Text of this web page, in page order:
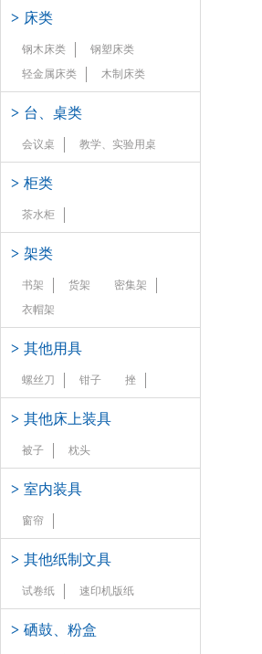
> 床类
钢木床类
钢塑床类
轻金属床类
木制床类
> 台、桌类
会议桌 教学、实验用桌
> 柜类
茶水柜
> 架类
书架 货架
密集架
衣帽架
> 其他用具
螺丝刀 钳子 挫
> 其他床上装具
被子 枕头
> 室内装具
窗帘
> 其他纸制文具
试卷纸 速印机版纸
> 硒鼓、粉盒